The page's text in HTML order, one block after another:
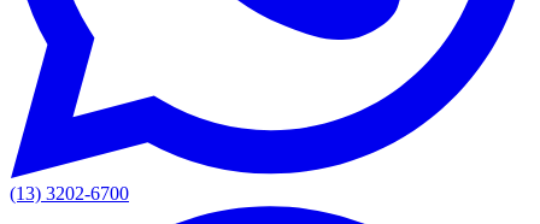
(13) 3202-6700